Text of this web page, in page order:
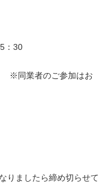
：30
同業者のご参加はお
ましたら締め切らせて